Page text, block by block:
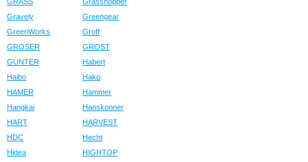
Gravely
Greengear
GreenWorks
Groff
GROSER
GROST
GUNTER
Habert
Haibo
Hako
HAMER
Hammer
Hangkai
Hanskonner
HART
HARVEST
HDC
Hecht
Hidea
HIGHTOP